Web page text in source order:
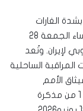
الغارات
الجوية التي شنها الجيش الأمريكي الإرهابي مساء الجمعة 28
لإيران. وتُعد
الساحلية
للمادة 2، الفقرة 4، من ميثاق الأمم
المتحدة، فضلًا عن كونها انتهاكًا صريحًا للفقرة 1 من مذكرة